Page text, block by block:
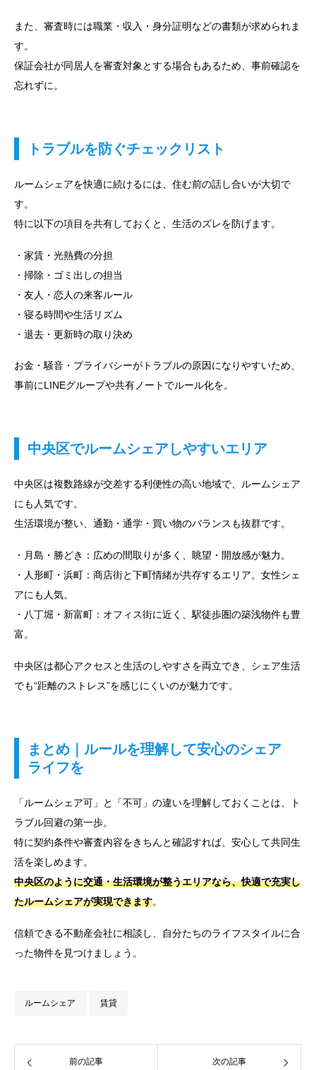
また、審査時には職業・収入・身分証明などの書類が求められま
す。
保証会社が同居人を審査対象とする場合もあるため、事前確認を
忘れずに。
トラブルを防ぐチェックリスト
ルームシェアを快適に続けるには、住む前の話し合いが大切で
す。
特に以下の項目を共有しておくと、生活のズレを防げます。
・家賃・光熱費の分担
・掃除・ゴミ出しの担当
・友人・恋人の来客ルール
・寝る時間や生活リズム
・退去・更新時の取り決め
お金・騒音・プライバシーがトラブルの原因になりやすいため、
事前にLINEグループや共有ノートでルール化を。
中央区でルームシェアしやすいエリア
中央区は複数路線が交差する利便性の高い地域で、ルームシェア
にも人気です。
生活環境が整い、通勤・通学・買い物のバランスも抜群です。
・月島・勝どき：広めの間取りが多く、眺望・開放感が魅力。
・人形町・浜町：商店街と下町情緒が共存するエリア。女性シェ
アにも人気。
・八丁堀・新富町：オフィス街に近く、駅徒歩圏の築浅物件も豊
富。
中央区は都心アクセスと生活のしやすさを両立でき、シェア生活
でも“距離のストレス”を感じにくいのが魅力です。
まとめ｜ルールを理解して安心のシェア
ライフを
「ルームシェア可」と「不可」の違いを理解しておくことは、ト
ラブル回避の第一歩。
特に契約条件や審査内容をきちんと確認すれば、安心して共同生
活を楽しめます。
中央区のように交通・生活環境が整うエリアなら、快適で充実し
たルームシェアが実現できます。
信頼できる不動産会社に相談し、自分たちのライフスタイルに合
った物件を見つけましょう。
ルームシェア 賃貸
前の記事 次の記事